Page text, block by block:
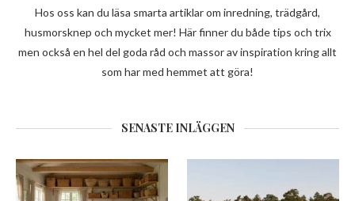
Hos oss kan du läsa smarta artiklar om inredning, trädgård,
husmorsknep och mycket mer! Här finner du både tips och trix
men också en hel del goda råd och massor av inspiration kring allt
som har med hemmet att göra!
SENASTE INLÄGGEN